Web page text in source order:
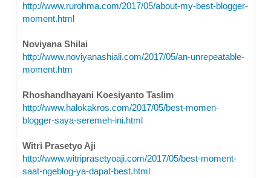
http://www.rurohma.com/2017/05/about-my-best-blogger-
moment.html
Noviyana Shilai
http://www.noviyanashiali.com/2017/05/an-unrepeatable-
moment.htm
Rhoshandhayani Koesiyanto Taslim
http://www.halokakros.com/2017/05/best-momen-
blogger-saya-seremeh-ini.html
Witri Prasetyo Aji
http://www.witriprasetyoaji.com/2017/05/best-moment-
saat-ngeblog-ya-dapat-best.html